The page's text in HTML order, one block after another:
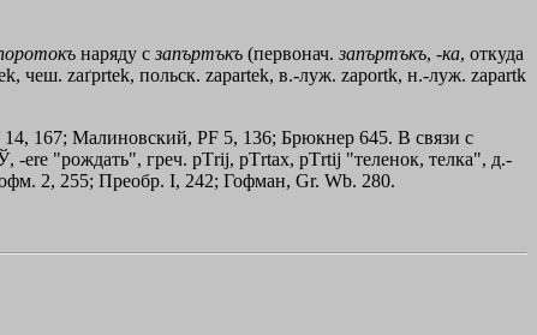
наряду с запъртъкъ (первонач. запъртъкъ, -ка, откуда
чеш. zaґprtek, польск. zараrtеk, в.-луж. zaportk, н.-луж. zараrtk
167; Малиновский, РF 5, 136; Брюкнер 645. В связи с
-еrе "рождать", греч. pТrij, pТrtax, pТrtij "теленок, телка", д.-
2, 255; Преобр. I, 242; Гофман, Gr. Wb. 280.